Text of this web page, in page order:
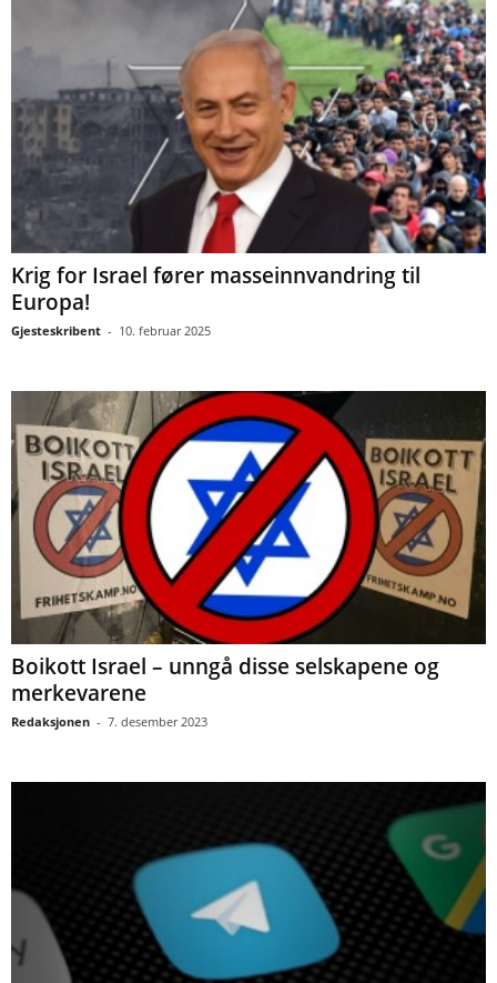
Krig for Israel fører masseinnvandring til
Europa!
Gjesteskribent - 10. februar 2025
Boikott Israel – unngå disse selskapene og
merkevarene
Redaksjonen - 7. desember 2023